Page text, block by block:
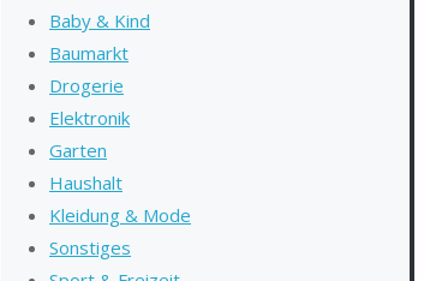
Baby & Kind
Baumarkt
Drogerie
Elektronik
Garten
Haushalt
Kleidung & Mode
Sonstiges